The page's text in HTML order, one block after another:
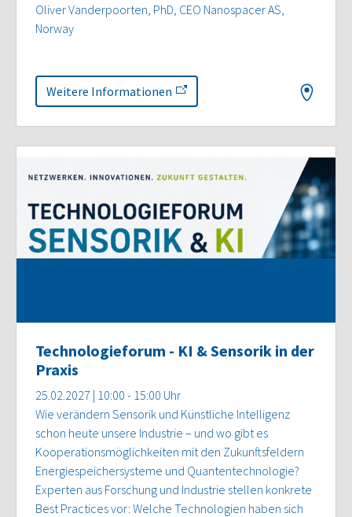
Oliver Vanderpoorten, PhD, CEO Nanospacer AS,
Norway
Weitere Informationen
Technologieforum - KI & Sensorik in der
Praxis
25.02.2027 | 10:00 - 15:00 Uhr
Wie verändern Sensorik und Künstliche Intelligenz
schon heute unsere Industrie – und wo gibt es
Kooperationsmöglichkeiten mit den Zukunftsfeldern
Energiespeichersysteme und Quantentechnologie?
Experten aus Forschung und Industrie stellen konkrete
Best Practices vor: Welche Technologien haben sich